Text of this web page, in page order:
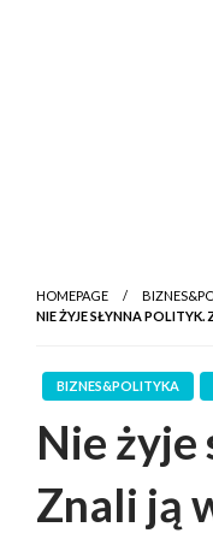
HOMEPAGE
NIE ŻYJE SŁYNNA
BIZNES&POLITYKA
Nie żyje
Znali ją